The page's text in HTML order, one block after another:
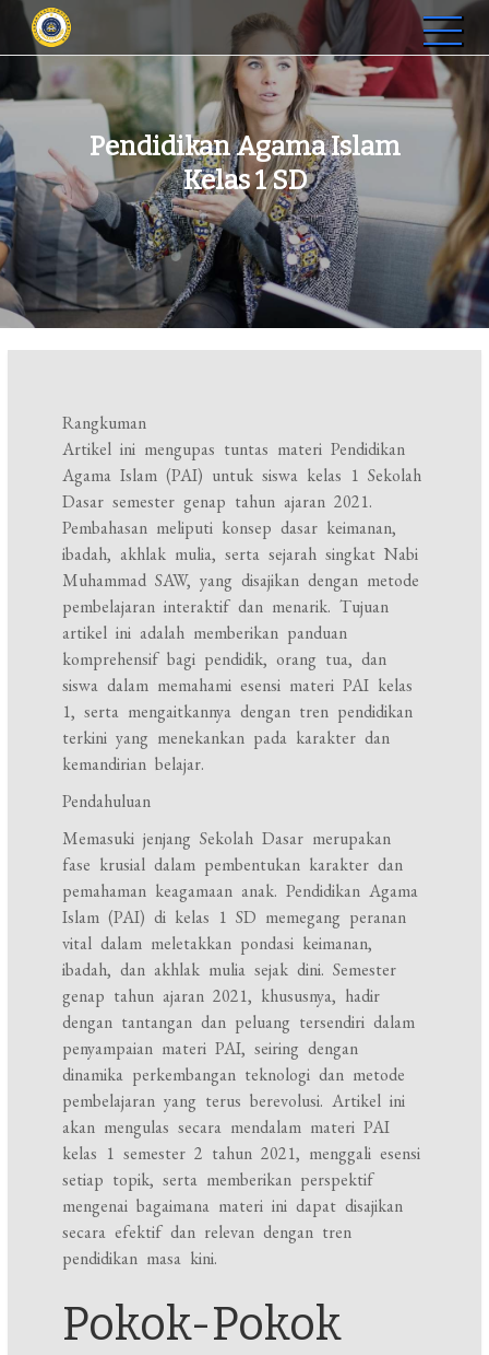
Skip
contentSTIP Graha Karya Muara
Bulian
Membangun SDM Profesional di Jambi
Pendidikan Agama Islam
Kelas 1 SD
Rangkuman
Artikel ini mengupas tuntas materi Pendidikan
Agama Islam (PAI) untuk siswa kelas 1 Sekolah
Dasar semester genap tahun ajaran 2021.
Pembahasan meliputi konsep dasar keimanan,
ibadah, akhlak mulia, serta sejarah singkat Nabi
Muhammad SAW, yang disajikan dengan metode
pembelajaran interaktif dan menarik. Tujuan
artikel ini adalah memberikan panduan
komprehensif bagi pendidik, orang tua, dan
siswa dalam memahami esensi materi PAI kelas
1, serta mengaitkannya dengan tren pendidikan
terkini yang menekankan pada karakter dan
kemandirian belajar.
Pendahuluan
Memasuki jenjang Sekolah Dasar merupakan
fase krusial dalam pembentukan karakter dan
pemahaman keagamaan anak. Pendidikan Agama
Islam (PAI) di kelas 1 SD memegang peranan
vital dalam meletakkan pondasi keimanan,
ibadah, dan akhlak mulia sejak dini. Semester
genap tahun ajaran 2021, khususnya, hadir
dengan tantangan dan peluang tersendiri dalam
penyampaian materi PAI, seiring dengan
dinamika perkembangan teknologi dan metode
pembelajaran yang terus berevolusi. Artikel ini
akan mengulas secara mendalam materi PAI
kelas 1 semester 2 tahun 2021, menggali esensi
setiap topik, serta memberikan perspektif
mengenai bagaimana materi ini dapat disajikan
secara efektif dan relevan dengan tren
pendidikan masa kini.
Pokok-Pokok